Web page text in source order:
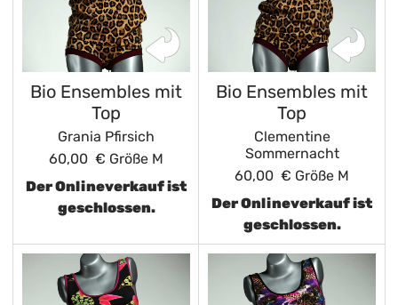
Bio Ensembles mit
Top
Grania Pfirsich
60,00 € Größe M
Der Onlineverkauf ist
geschlossen.
Bio Ensembles mit
Top
Clementine
Sommernacht
60,00 € Größe M
Der Onlineverkauf ist
geschlossen.